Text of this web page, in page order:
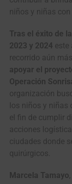
niños y niñas
Tras el éxito de
2023 y 2024 este
recorrido aún
apoyar el
Operación
organización
los niños y niñas
el fin de cumplir
acciones
ciudades donde
quirúrgicos.
Marcela Tamayo,